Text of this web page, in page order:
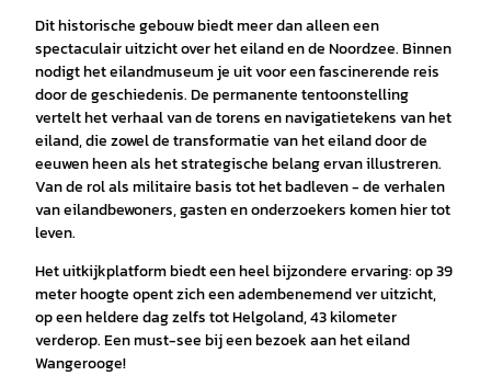
Dit historische gebouw biedt meer dan alleen een
spectaculair uitzicht over het eiland en de Noordzee. Binnen
nodigt het eilandmuseum je uit voor een fascinerende reis
door de geschiedenis. De permanente tentoonstelling
vertelt het verhaal van de torens en navigatietekens van het
eiland, die zowel de transformatie van het eiland door de
eeuwen heen als het strategische belang ervan illustreren.
Van de rol als militaire basis tot het badleven - de verhalen
van eilandbewoners, gasten en onderzoekers komen hier tot
leven.
Het uitkijkplatform biedt een heel bijzondere ervaring: op 39
meter hoogte opent zich een adembenemend ver uitzicht,
op een heldere dag zelfs tot Helgoland, 43 kilometer
verderop. Een must-see bij een bezoek aan het eiland
Wangerooge!